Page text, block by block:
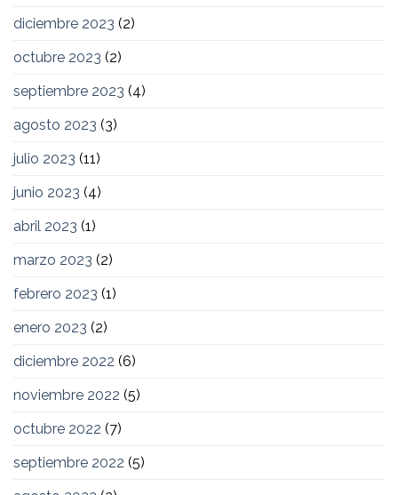
diciembre 2023 (2)
octubre 2023 (2)
septiembre 2023 (4)
agosto 2023 (3)
julio 2023 (11)
junio 2023 (4)
abril 2023 (1)
marzo 2023 (2)
febrero 2023 (1)
enero 2023 (2)
diciembre 2022 (6)
noviembre 2022 (5)
octubre 2022 (7)
septiembre 2022 (5)